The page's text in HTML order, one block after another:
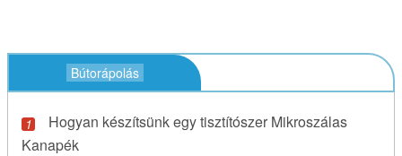
Bútorápolás
Hogyan készítsünk egy tisztítószer Mikroszálas
Kanapék